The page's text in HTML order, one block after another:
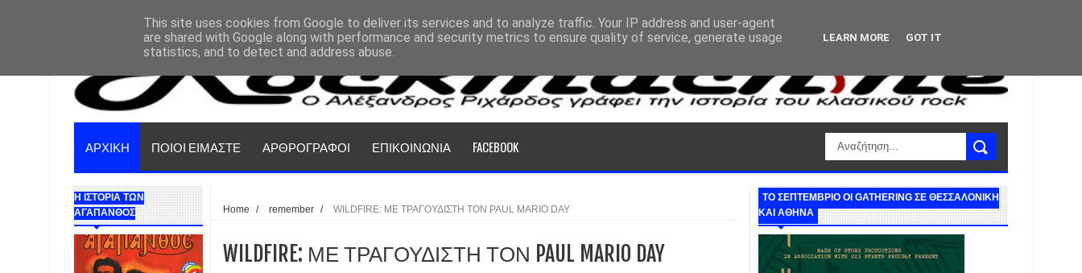
ΑΡΧΙΚΗ ΠΟΙΟΙ ΕΙΜΑΣΤΕ ΑΡΘΡΟΓΡΑΦΟΙ ΕΠΙΚΟΙΝΩΝΙΑ FACEBOOK
Η ΙΣΤΟΡΙΑ ΤΩΝ
ΑΓΑΠΑΝΘΟΣ
Home / remember / WILDFIRE: ΜΕ ΤΡΑΓΟΥΔΙΣΤΗ ΤΟΝ PAUL MARIO DAY
WILDFIRE: ΜΕ ΤΡΑΓΟΥΔΙΣΤΗ ΤΟΝ PAUL MARIO DAY
ΤΟ ΣΕΠΤΕΜΒΡΙΟ ΟΙ GATHERING ΣΕ ΘΕΣΣΑΛΟΝΙΚΗ
ΚΑΙ ΑΘΗΝΑ
This site uses cookies from Google to deliver its services and to analyze traffic. Your IP address and user-agent
are shared with Google along with performance and security metrics to ensure quality of service, generate usage
statistics, and to detect and address abuse.
LEARN MORE GOT IT